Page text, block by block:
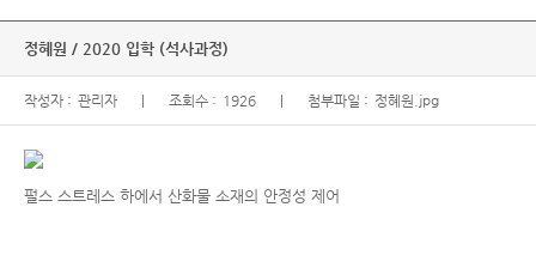
정혜원 / 2020 입학 (석사과정)
작성자 : 관리자 조회수 : 1926 첨부파일 : 정혜원.jpg
펄스 스트레스 하에서 산화물 소재의 안정성 제어